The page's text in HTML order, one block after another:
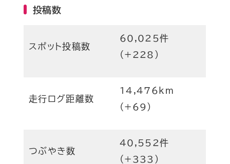
投稿数
スポット投稿数
60,025件
(+228)
走行ログ距離数
14,476km
(+69)
つぶやき数
40,552件
(+333)